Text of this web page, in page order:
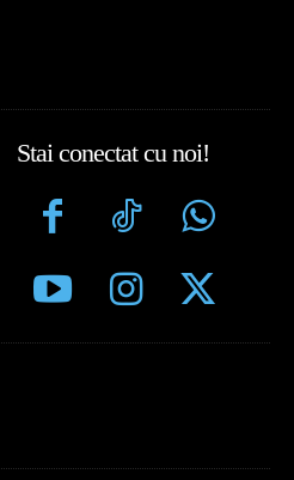
Stai conectat cu noi!